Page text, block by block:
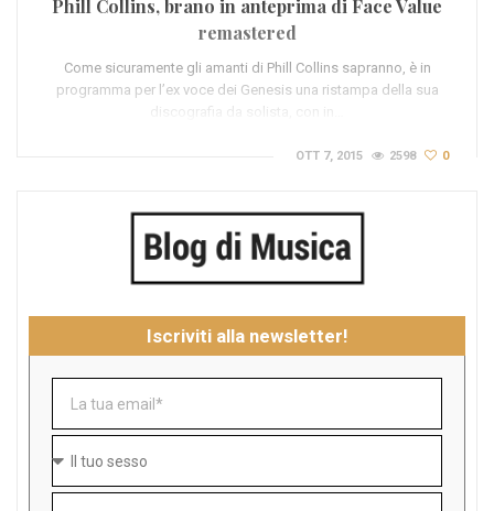
Phill Collins, brano in anteprima di Face Value
remastered
Come sicuramente gli amanti di Phill Collins sapranno, è in
programma per l’ex voce dei Genesis una ristampa della sua
discografia da solista, con in…
OTT 7, 2015 2598 0
Iscriviti alla newsletter!